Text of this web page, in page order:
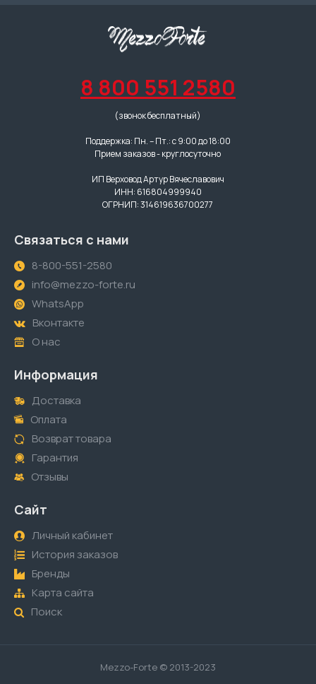
8 800 551 2580
(звонок бесплатный)
Поддержка: Пн. – Пт.: с 9:00 до 18:00
Прием заказов - круглосуточно
ИП Верховод Артур Вячеславович
ИНН: 616804999940
ОГРНИП: 314619636700277
Связаться с нами
8-800-551-2580
info@mezzo-forte.ru
WhatsApp
Вконтакте
О нас
Информация
Доставка
Оплата
Возврат товара
Гарантия
Отзывы
Сайт
Личный кабинет
История заказов
Бренды
Карта сайта
Поиск
Mezzo-Forte © 2013-2023